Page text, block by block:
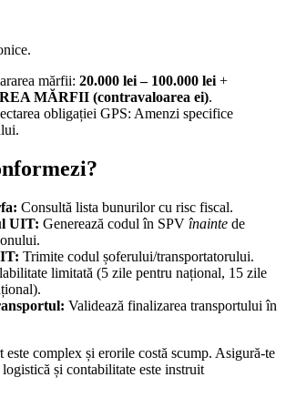
mărfii: 20.000 lei – 100.000 lei +
MĂRFII (contravaloarea ei).
obligației GPS: Amenzi specifice
Consultă lista bunurilor cu risc fiscal.
UIT: Generează codul în SPV înainte de
Trimite codul șoferului/transportatorului.
limitată (5 zile pentru național, 15 zile
Validează finalizarea transportului în
este complex și erorile costă scump. Asigură-te
și contabilitate este instruit